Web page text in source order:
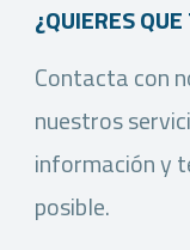
¿QUIERES
Contacta con
nuestros
información y
posible.